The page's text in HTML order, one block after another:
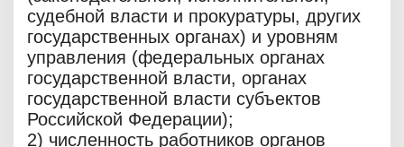
судебной власти и прокуратуры, других
государственных органах) и уровням
управления (федеральных органах
государственной власти, органах
государственной власти субъектов
Российской Федерации);
2) численность работников органов